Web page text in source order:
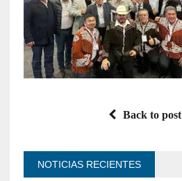
Back to post
NOTICIAS RECIENTES